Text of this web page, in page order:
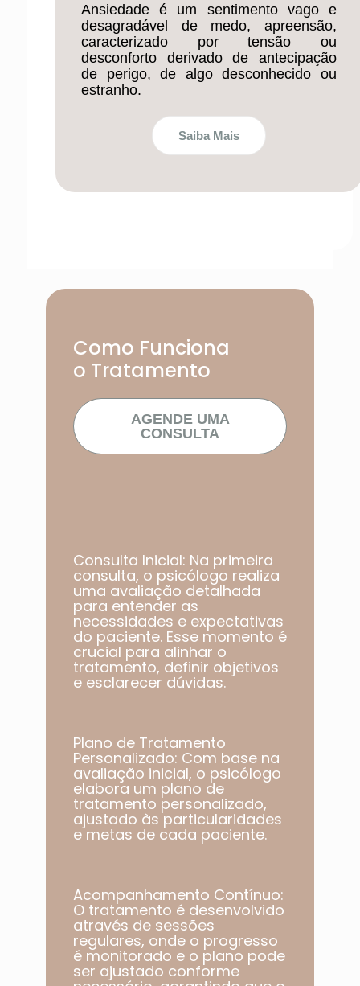
Ansiedade é um sentimento vago e
desagradável de medo, apreensão,
caracterizado por tensão ou
desconforto derivado de antecipação
de perigo, de algo desconhecido ou
estranho.
Saiba Mais
Como Funciona
o Tratamento
AGENDE UMA
CONSULTA
Consulta Inicial: Na primeira
consulta, o psicólogo realiza
uma avaliação detalhada
para entender as
necessidades e expectativas
do paciente. Esse momento é
crucial para alinhar o
tratamento, definir objetivos
e esclarecer dúvidas.
Plano de Tratamento
Personalizado: Com base na
avaliação inicial, o psicólogo
elabora um plano de
tratamento personalizado,
ajustado às particularidades
e metas de cada paciente.​
Acompanhamento Contínuo:
O tratamento é desenvolvido
através de sessões
regulares, onde o progresso
é monitorado e o plano pode
ser ajustado conforme